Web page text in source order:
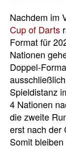
Nachdem im
Cup of Darts
Format für
Nationen
Doppel-
Spieldistanz
4 Nationen
die zweite
erst nach der
Somit